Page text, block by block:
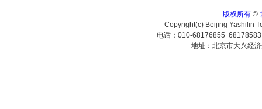
版权所有©
Copyright(c) Beijing Yashilin
电话：010-68176855
地址：北京市大兴经